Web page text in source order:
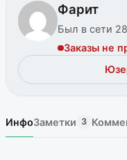
Фарит
Был в сети
Заказы не
ИнфоЗаметки 3